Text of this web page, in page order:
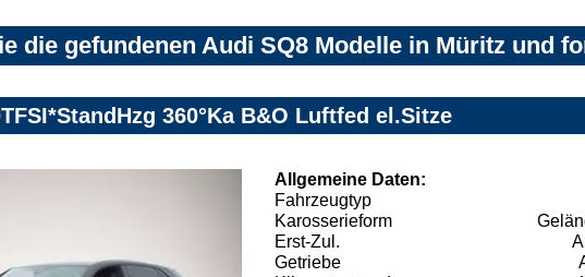
die gefundenen Audi SQ8 Modelle in Müritz und
360°Ka B&O Luftfed el.Sitze
Allgemeine Daten:
Fahrzeugtyp
Karosserieform
Erst-Zul.
Getriebe